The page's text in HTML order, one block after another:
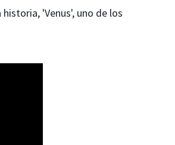
'Venus', uno de los